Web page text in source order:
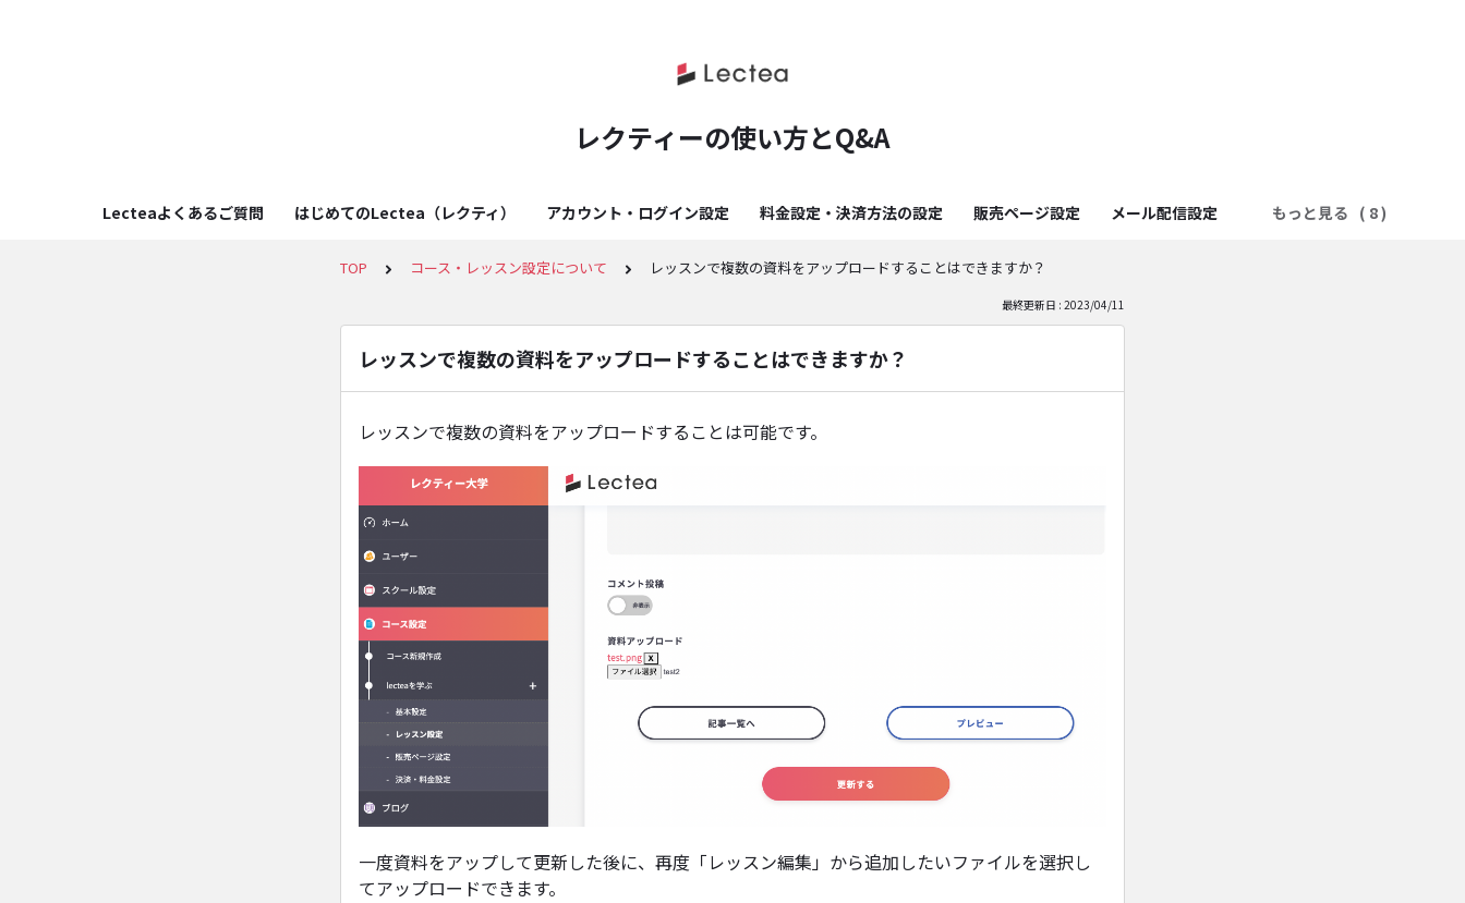
レクティーの使い方とQ&A
Lecteaよくあるご質問 はじめてのLectea（レクティ） アカウント・ログイン設定 料金設定・決済方法の設定 販売ページ設定 メール配信設定 もっと見る
TOP コース・レッスン設定について レッスンで複数の資料をアップロードすることはできますか？
最終更新日 : 2023/04/11
レッスンで複数の資料をアップロードすることはできますか？
レッスンで複数の資料をアップロードすることは可能です。
一度資料をアップして更新した後に、再度「レッスン編集」から追加したいファイルを選択し
てアップロードできます。